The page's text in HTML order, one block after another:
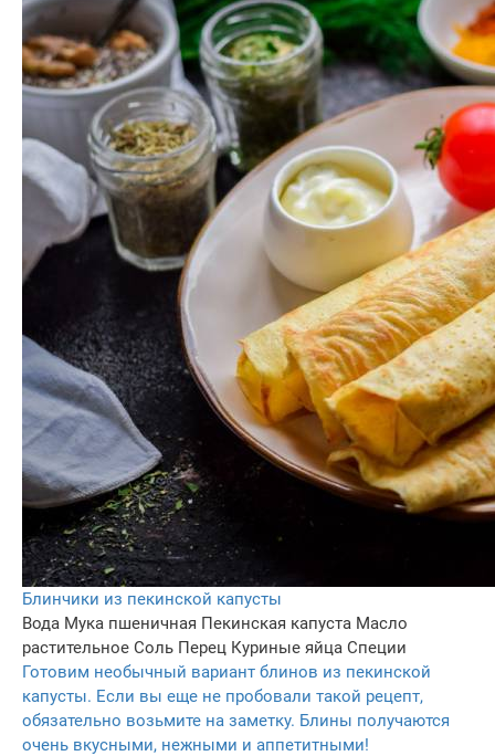
Блинчики из пекинской капусты
Вода Мука пшеничная Пекинская капуста Масло
растительное Соль Перец Куриные яйца Специи
Готовим необычный вариант блинов из пекинской
капусты. Если вы еще не пробовали такой рецепт,
обязательно возьмите на заметку. Блины получаются
очень вкусными, нежными и аппетитными!